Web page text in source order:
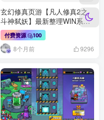
玄幻修真页游【凡人修真2之
斗神弑妖】最新整理WIN系服
务端+GM工具+详细搭建教程
付费资源 100
8个月前 9296